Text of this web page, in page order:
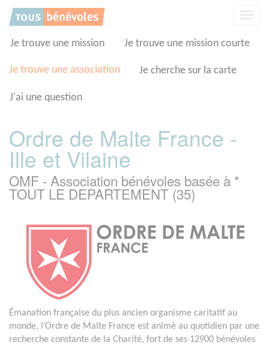
Je trouve une mission Je trouve une mission courte
Je trouve une association Je cherche sur la carte
J'ai une question
Ordre de Malte France -
Ille et Vilaine
OMF - Association bénévoles basée à *
TOUT LE DEPARTEMENT (35)
Émanation française du plus ancien organisme caritatif au
monde, l’Ordre de Malte France est animé au quotidien par une
recherche constante de la Charité, fort de ses 12900 bénévoles
Panneau de gestion des cookies